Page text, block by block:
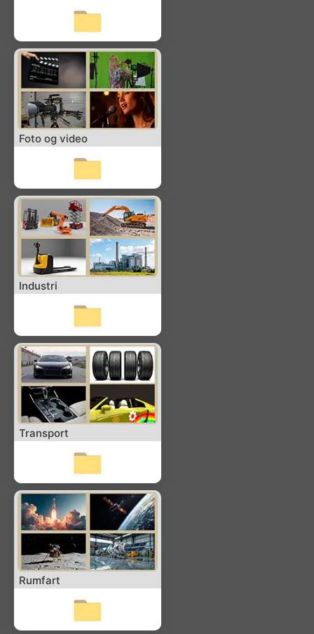
Foto og video
Industri
Transport
Rumfart